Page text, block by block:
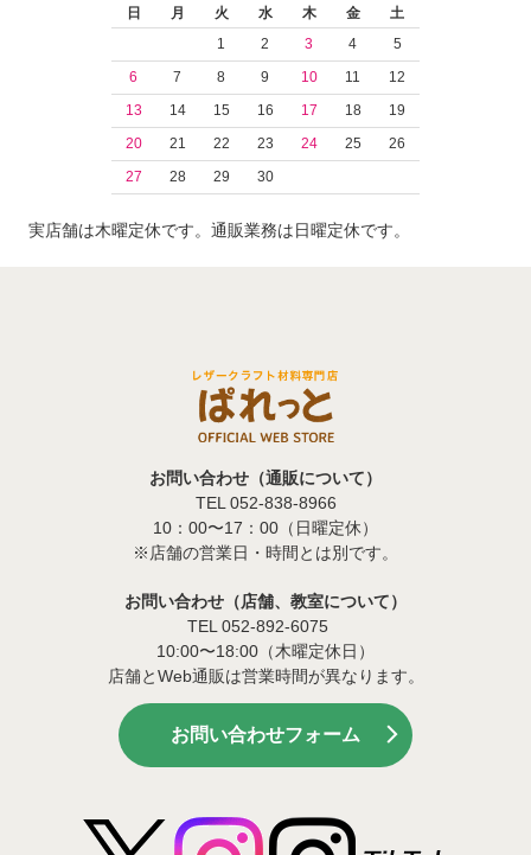
日
月 火 水 木 金
土
1
2 3 4
5
6
7 8 9 10 11
12
13
14 15 16 17 18
19
20
21 22 23 24 25
26
27
28 29 30
実店舗は木曜定休です。通販業務は日曜定休です。
お問い合わせ（通販について）
TEL 052-838-8966
10：00〜17：00（日曜定休）
※店舗の営業日・時間とは別です。
お問い合わせ（店舗、教室について）
TEL 052-892-6075
10:00〜18:00（木曜定休日）
店舗とWeb通販は営業時間が異なります。
お問い合わせフォーム